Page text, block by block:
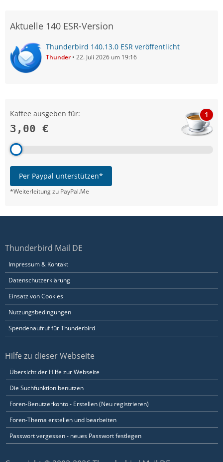
Aktuelle 140 ESR-Version
Thunderbird 140.13.0 ESR veröffentlicht
Thunder 22. Juli 2026 um 19:16
Kaffee ausgeben für:
3,00 €
1
Per Paypal unterstützen*
*Weiterleitung zu PayPal.Me
Thunderbird Mail DE
Impressum & Kontakt
Datenschutzerklärung
Einsatz von Cookies
Nutzungsbedingungen
Spendenaufruf für Thunderbird
Hilfe zu dieser Webseite
Übersicht der Hilfe zur Webseite
Die Suchfunktion benutzen
Foren-Benutzerkonto - Erstellen (Neu registrieren)
Foren-Thema erstellen und bearbeiten
Passwort vergessen - neues Passwort festlegen